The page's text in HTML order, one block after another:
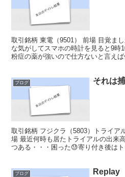
取引銘柄 東電（9501） 前場 目覚ま
な気がしてスマホの時計を見ると9時
粉症の薬が強いので仕方ないと言え
ブログ それは
取引銘柄 フジクラ（5803）トライア
場 最近何時も居たトライアルの出来
つある・・・困った😓寄り付き後は
ブログ Replay